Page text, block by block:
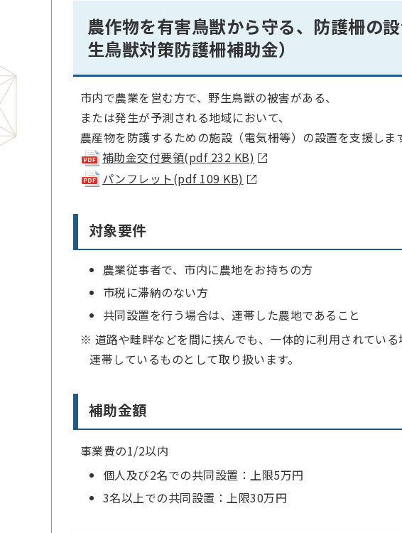
農作物を有害鳥獣から守る、防護柵の
生鳥獣対策防護柵補助金）
市内で農業を営む方で、野生鳥獣の被害がある、
または発生が予測される地域において、
農産物を防護するための施設（電気柵等）の設置を支援しま
補助金交付要領(pdf 232 KB)
パンフレット(pdf 109 KB)
対象要件
農業従事者で、市内に農地をお持ちの方
市税に滞納のない方
共同設置を行う場合は、連帯した農地であること
※ 道路や畦畔などを間に挟んでも、一体的に利用されている
連帯しているものとして取り扱います。
補助金額
事業費の1/2以内
個人及び2名での共同設置：上限5万円
3名以上での共同設置：上限30万円